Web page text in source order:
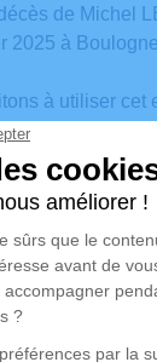
de Michel
2025 à
à utiliser cet
partager des
exprimer vos
textes. Cet
à honorer la
d’arbre